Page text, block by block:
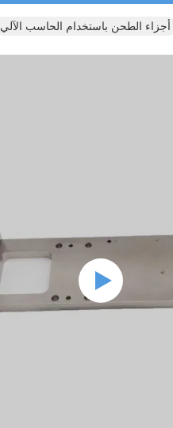
أجزاء الطحن باستخدام الحاسب الآلي